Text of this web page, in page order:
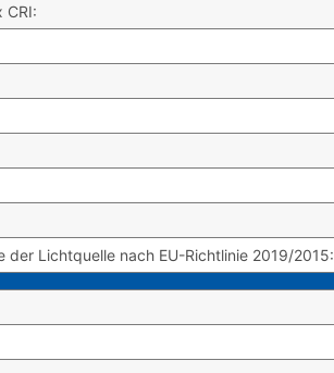
CRI:
der Lichtquelle nach EU-Richtlinie 2019/2015: